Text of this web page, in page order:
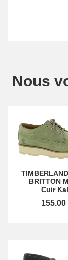
Nous
TIMBERLAND
BRITTON
Cuir
155.00